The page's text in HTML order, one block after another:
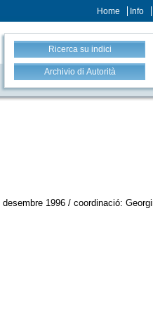
Home Info
Ricerca su indici
Archivio di Autorità